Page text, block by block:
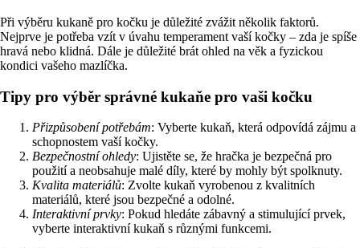
Při výběru kukaně pro kočku je důležité zvážit několik faktorů.
Nejprve je potřeba vzít v úvahu temperament vaší kočky – zda je spíše
hravá nebo klidná. Dále je důležité brát ohled na věk a fyzickou
kondici vašeho mazlíčka.
Tipy pro výběr správné kukaňe pro vaši kočku
Přizpůsobení potřebám: Vyberte kukaň, která odpovídá zájmu a
schopnostem vaší kočky.
Bezpečnostní ohledy: Ujistěte se, že hračka je bezpečná pro
použití a neobsahuje malé díly, které by mohly být spolknuty.
Kvalita materiálů: Zvolte kukaň vyrobenou z kvalitních
materiálů, které jsou bezpečné a odolné.
Interaktivní prvky: Pokud hledáte zábavný a stimulující prvek,
vyberte interaktivní kukaň s různými funkcemi.